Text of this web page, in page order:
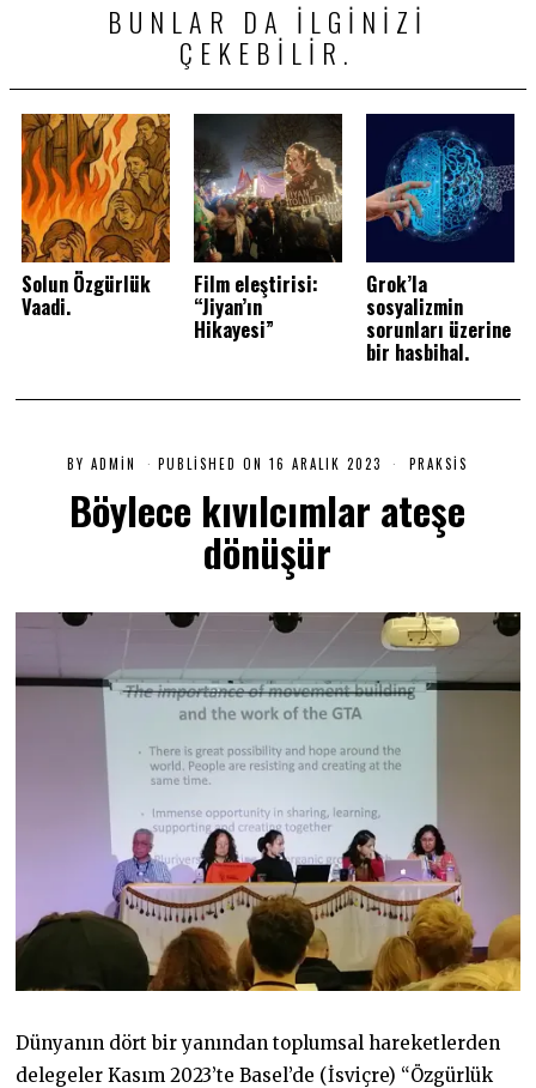
BUNLAR DA ILGINIZI
ÇEKEBILIR.
Solun Özgürlük
Vaadi.
Film eleştirisi:
“Jiyan’ın
Hikayesi”
Grok’la
sosyalizmin
sorunları üzerine
bir hasbihal.
BYADMIN PUBLISHED ON 16 ARALIK 2023
R
0
2
PRAKSIS
Böylece kıvılcımlar ateşe
dönüşür
Dünyanın dört bir yanından toplumsal hareketlerden
delegeler Kasım 2023’te Basel’de (İsviçre) “Özgürlük